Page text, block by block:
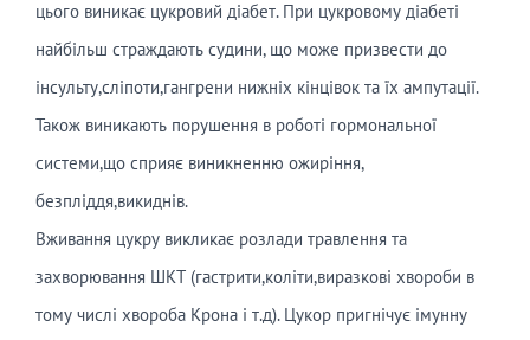
цього виникає цукровий діабет. При цукровому діабеті
найбільш страждають судини, що може призвести до
інсульту,сліпоти,гангрени нижніх кінцівок та їх ампутації.
Також виникають порушення в роботі гормональної
системи,що сприяє виникненню ожиріння,
безпліддя,викиднів.
Вживання цукру викликає розлади травлення та
захворювання ШКТ (гастрити,коліти,виразкові хвороби в
тому числі хвороба Крона і т.д). Цукор пригнічує імунну